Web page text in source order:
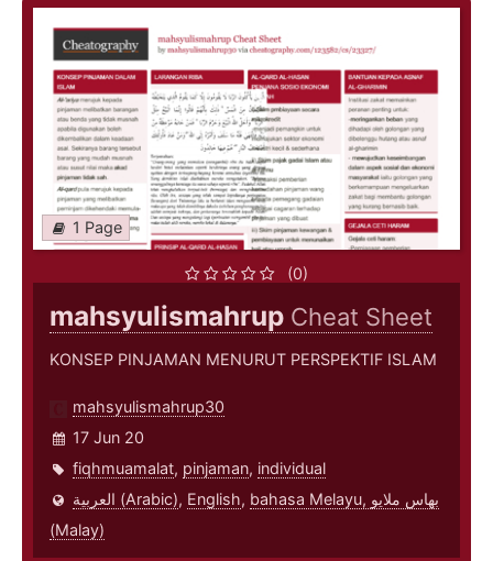
1 Page
(0)
mahsyulismahrup Cheat Sheet
KONSEP PINJAMAN MENURUT PERSPEKTIF ISLAM
mahsyulismahrup30
17 Jun 20
fiqhmuamalat, pinjaman, individual
العربية (Arabic), English, bahasa Melayu, بهاس ملايو‎
(Malay)